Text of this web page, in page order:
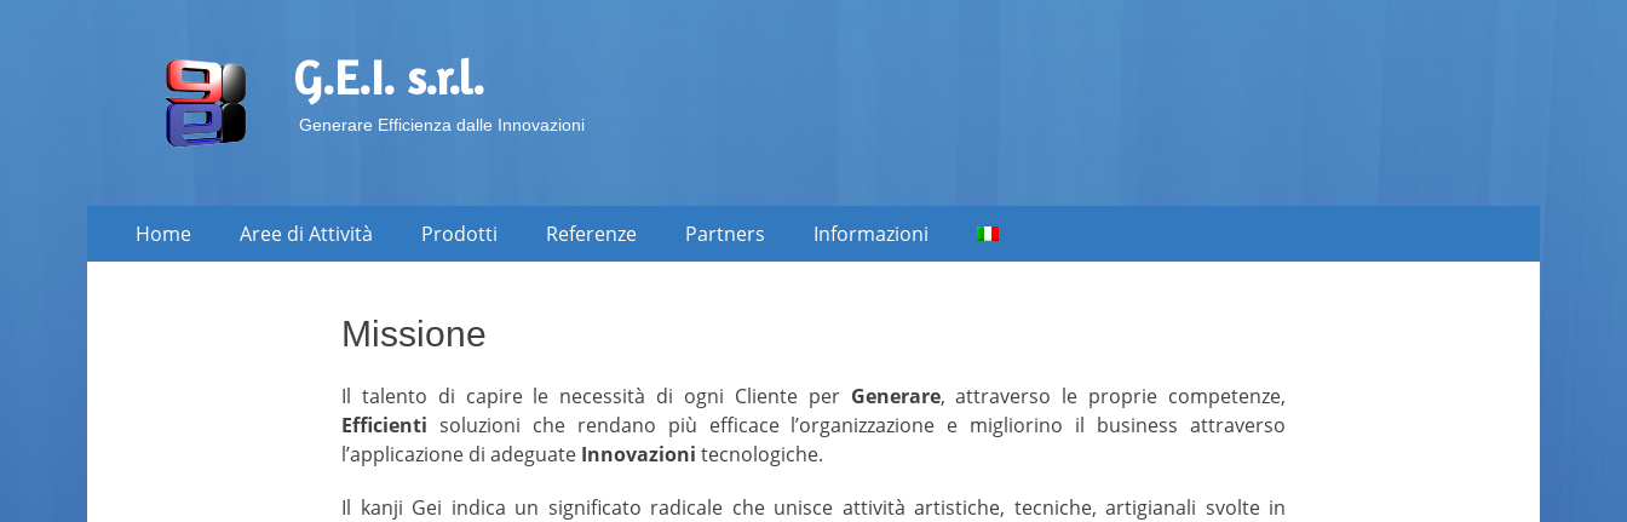
G.E.I. s.r.l.
Generare Efficienza dalle Innovazioni
Primary Menu
Home Aree di Attività Prodotti Referenze Partners Informazioni
Missione
Il talento di capire le necessità di ogni Cliente per Generare, attraverso le proprie competenze,
Efficienti soluzioni che rendano più efficace l’organizzazione e migliorino il business attraverso
l’applicazione di adeguate Innovazioni tecnologiche.
Il kanji Gei indica un significato radicale che unisce attività artistiche, tecniche, artigianali svolte in